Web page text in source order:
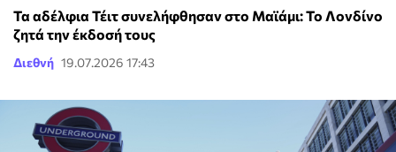
Τα αδέλφια Τέιτ συνελήφθησαν στο Μαϊάμι: Το Λονδίνο
ζητά την έκδοσή τους
Διεθνή 19.07.2026 17:43